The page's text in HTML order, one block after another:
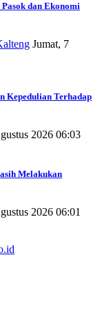
dan Ekonomi
Jumat, 7
Kepedulian Terhadap
2026 06:03
Melakukan
2026 06:01